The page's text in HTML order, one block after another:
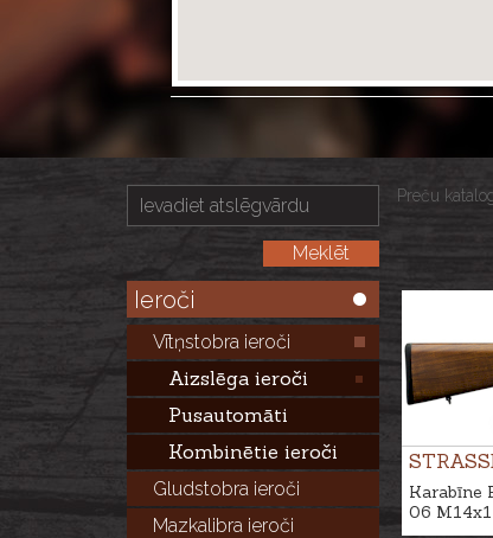
Ieroči
Vītņstobra ieroči
Aizslēga ieroči
Pusautomāti
Kombinētie ieroči
Gludstobra ieroči
Mazkalibra ieroči
Preču
Karabīne
06 M14x1